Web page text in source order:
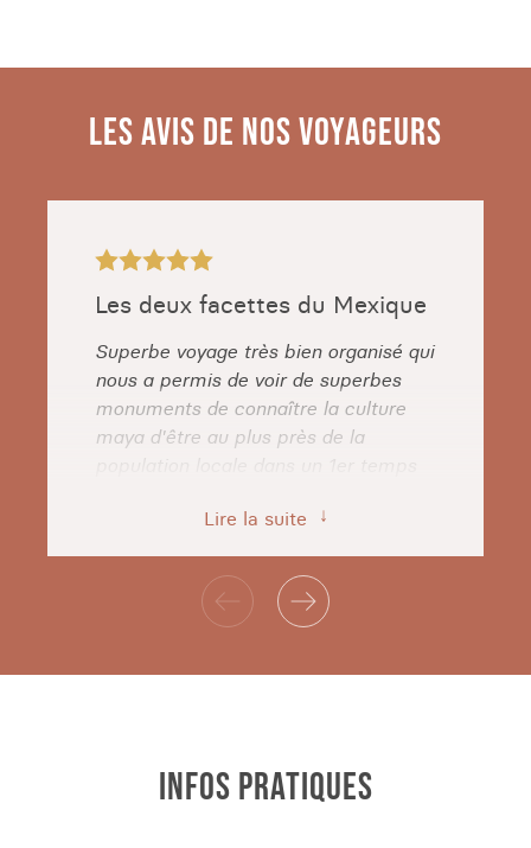
LES AVIS DE NOS VOYAGEURS
Les deux facettes du Mexique
Superbe voyage très bien organisé qui
nous a permis de voir de superbes
monuments de connaître la culture
maya d'être au plus près de la
et de voir un Mexique plus riche et
très touristique.
Voyage effectué en 2026
Lire la suite
INFOS PRATIQUES